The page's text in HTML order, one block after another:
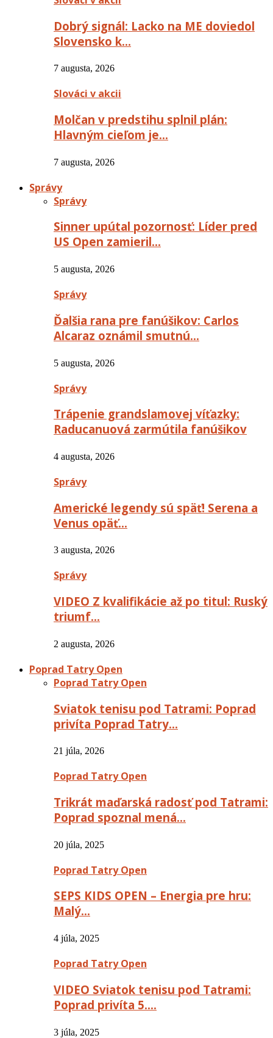
Dobrý signál: Lacko na ME doviedol
Slovensko k…
7 augusta, 2026
Slováci v akcii
Molčan v predstihu splnil plán:
Hlavným cieľom je…
7 augusta, 2026
Správy
Správy
Sinner upútal pozornosť: Líder pred
US Open zamieril…
5 augusta, 2026
Správy
Ďalšia rana pre fanúšikov: Carlos
Alcaraz oznámil smutnú…
5 augusta, 2026
Správy
Trápenie grandslamovej víťazky:
Raducanuová zarmútila fanúšikov
4 augusta, 2026
Správy
Americké legendy sú späť! Serena a
Venus opäť…
3 augusta, 2026
Správy
VIDEO Z kvalifikácie až po titul: Ruský
triumf…
2 augusta, 2026
Poprad Tatry Open
Poprad Tatry Open
Sviatok tenisu pod Tatrami: Poprad
privíta Poprad Tatry…
21 júla, 2026
Poprad Tatry Open
Trikrát maďarská radosť pod Tatrami:
Poprad spoznal mená…
20 júla, 2025
Poprad Tatry Open
SEPS KIDS OPEN – Energia pre hru:
Malý…
4 júla, 2025
Poprad Tatry Open
VIDEO Sviatok tenisu pod Tatrami:
Poprad privíta 5….
3 júla, 2025